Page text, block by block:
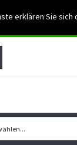
erklären Sie sich
Support: 03501-